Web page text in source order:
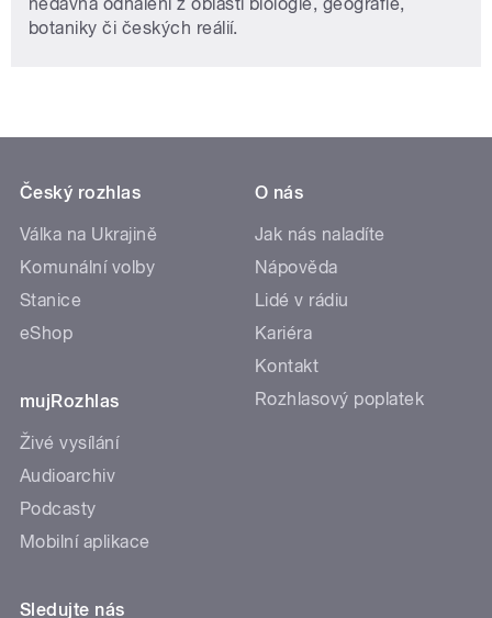
botaniky či českých reálií.
Český rozhlas
Válka na Ukrajině
Komunální volby
Stanice
eShop
mujRozhlas
Živé vysílání
Audioarchiv
Podcasty
Mobilní aplikace
O nás
Jak nás naladíte
Nápověda
Lidé v rádiu
Kariéra
Kontakt
Rozhlasový poplatek
Sledujte nás